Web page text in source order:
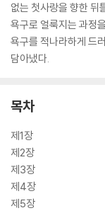
없는 첫사랑을 향한 뒤
욕구로 얼룩지는 과정
욕구를 적나라하게 드
담아냈다.
목차
제1장
제2장
제3장
제4장
제5장